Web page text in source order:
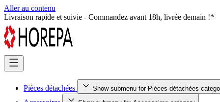
Aller au contenu
Livraison rapide et suivie - Commandez avant 18h, livrée demain !*
Pièces détachées Show submenu for Pièces détachées